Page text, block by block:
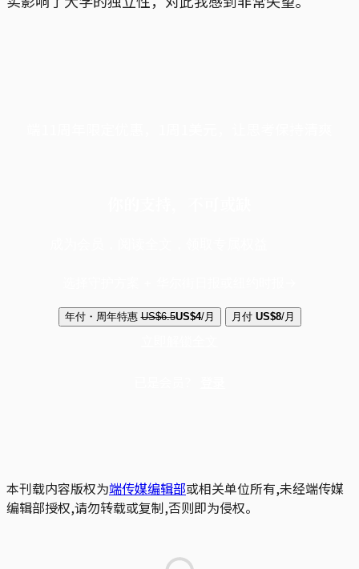
年付・周年特惠 US$6.5US$4/月 月付 US$8/月
本刊载内容版权为端传媒编辑部或相关单位所有,未经端传媒
编辑部授权,请勿转载或复制,否则即为侵权。